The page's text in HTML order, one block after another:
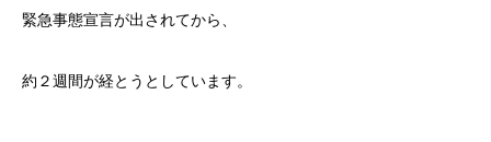
緊急事態宣言が出されてから、
約２週間が経とうとしています。